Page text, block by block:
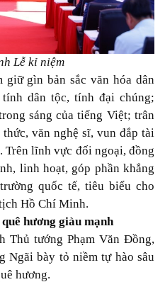
Lễ kỉ niệm
gìn bản sắc văn hóa dân
dân tộc, tính đại chúng;
sáng của tiếng Việt; trân
văn nghệ sĩ, vun đắp tài
Trên lĩnh vực đối ngoại, đồng
linh hoạt, góp phần khẳng
quốc tế, tiêu biểu cho
Hồ Chí Minh.
hương giàu mạnh
Thủ tướng Phạm Văn Đồng,
Ngãi bày tỏ niềm tự hào sâu
hương.